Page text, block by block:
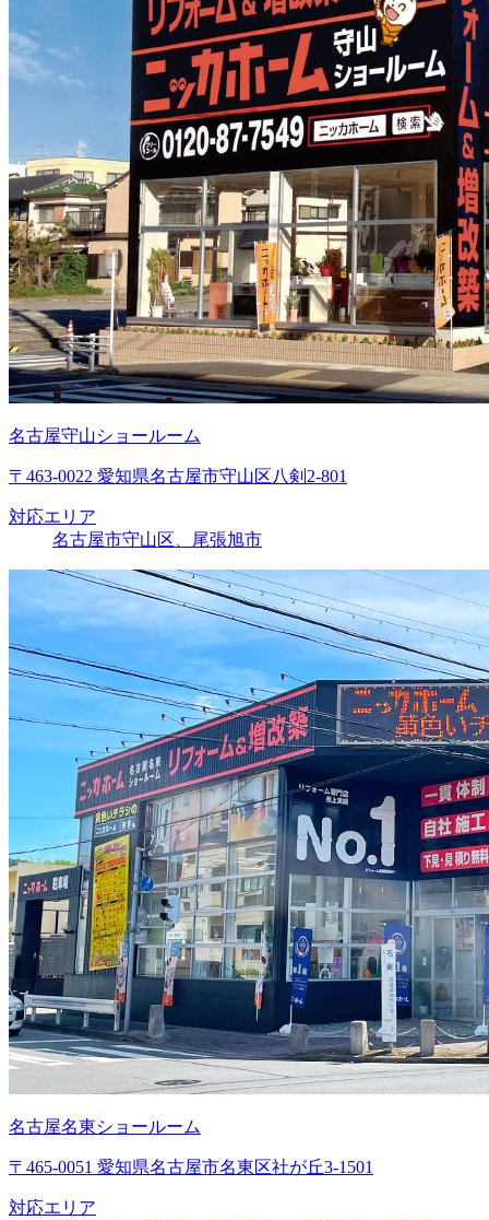
名古屋守山ショールーム
〒463-0022 愛知県名古屋市守山区八剣2-801
対応エリア
名古屋市守山区、尾張旭市
名古屋名東ショールーム
〒465-0051 愛知県名古屋市名東区社が丘3-1501
対応エリア